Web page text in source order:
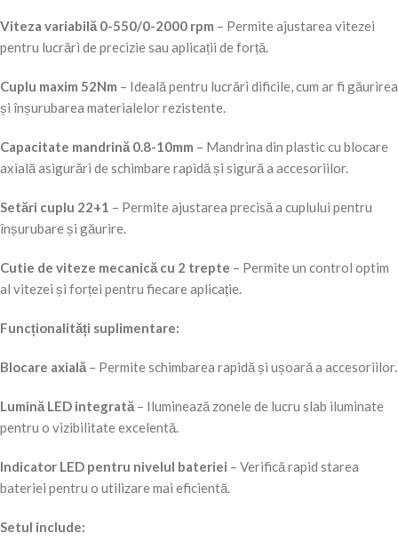
Viteza variabilă 0-550/0-2000 rpm – Permite ajustarea vitezei
pentru lucrări de precizie sau aplicații de forță.
Cuplu maxim 52Nm – Ideală pentru lucrări dificile, cum ar fi găurirea
și înșurubarea materialelor rezistente.
Capacitate mandrină 0.8-10mm – Mandrina din plastic cu blocare
axială asigurări de schimbare rapidă și sigură a accesoriilor.
Setări cuplu 22+1 – Permite ajustarea precisă a cuplului pentru
înșurubare și găurire.
Cutie de viteze mecanică cu 2 trepte – Permite un control optim
al vitezei și forței pentru fiecare aplicație.
Funcționalități suplimentare:
Blocare axială – Permite schimbarea rapidă și ușoară a accesoriilor.
Lumină LED integrată – Iluminează zonele de lucru slab iluminate
pentru o vizibilitate excelentă.
Indicator LED pentru nivelul bateriei – Verifică rapid starea
bateriei pentru o utilizare mai eficientă.
Setul include: